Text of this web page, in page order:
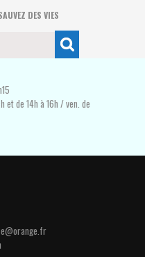
DES VIES
de 14h à 16h / ven. de